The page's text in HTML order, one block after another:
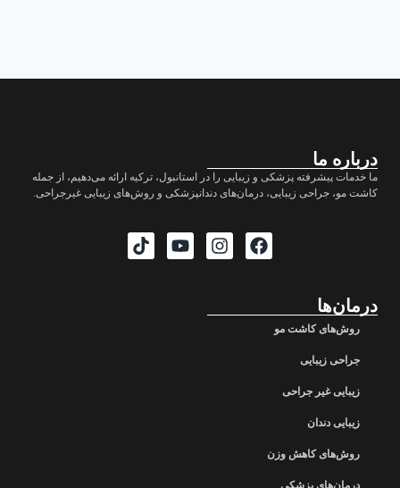
درباره ما
ما خدمات پیشرفته پزشکی و زیبایی را در استانبول، ترکیه ارائه می‌دهیم، از جمله
کاشت مو، جراحی زیبایی، درمان‌های دندانپزشکی و روش‌های زیبایی غیرجراحی.
درمان‌ها
روش‌های کاشت مو
جراحی زیبایی
زیبایی غیر جراحی
زیبایی دندان
روش‌های کاهش وزن
درمان‌های پزشکی